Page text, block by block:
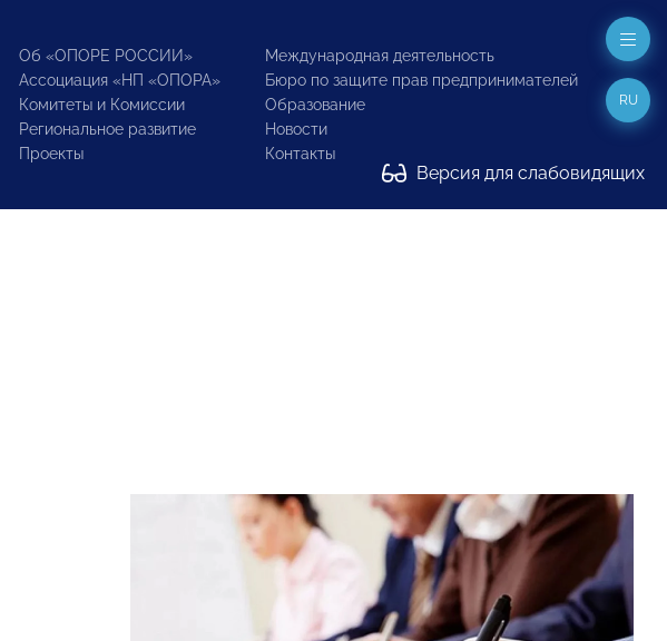
Об «ОПОРЕ РОССИИ»
Ассоциация «НП «ОПОРА»
Комитеты и Комиссии
Региональное развитие
Проекты
Международная деятельность
Бюро по защите прав предпринимателей
Образование
Новости
Контакты
Версия для слабовидящих
RU